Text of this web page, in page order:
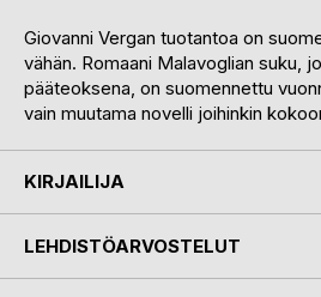
Giovanni Vergan tuotantoa on
vähän. Romaani Malavoglian suku,
pääteoksena, on suomennettu
vain muutama novelli joihinkin
KIRJAILIJA
LEHDISTÖARVOSTELUT